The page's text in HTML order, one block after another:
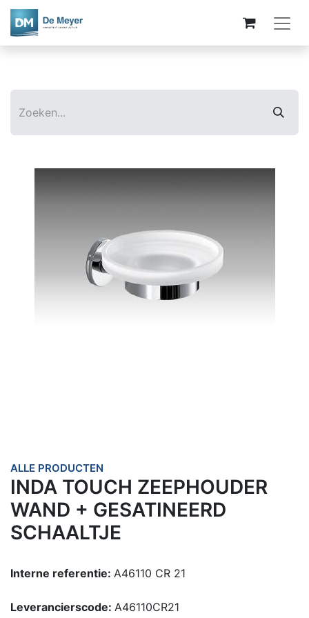
ALLE PRODUCTEN
INDA TOUCH ZEEPHOUDER
WAND + GESATINEERD
SCHAALTJE
Interne referentie: A46110 CR 21
Leverancierscode: A46110CR21